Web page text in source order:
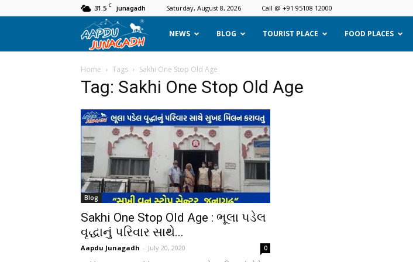
31.5 C junagadh Saturday, August 8, 2026 Call @ +91 95108 12000
Aapdu
Junagadh
NEWS BLOG TOURIST PLACE FOOD PLACES
Home Tags Sakhi One Stop Old Age
Tag: Sakhi One Stop Old Age
Blog
Sakhi One Stop Old Age : ભૂલા પડેલ
વૃદ્ધાનું પરિવાર સાથે...
Aapdu Junagadh - July 20, 2020 0